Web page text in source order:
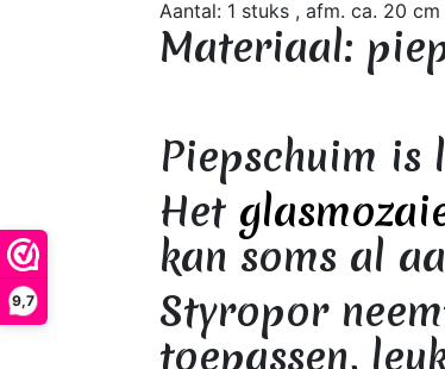
9,7
Aantal: 1 stuks , afm. ca. 20
Materiaal:
Piepschuim is
Het
kan soms al
Styropor
toepassen,